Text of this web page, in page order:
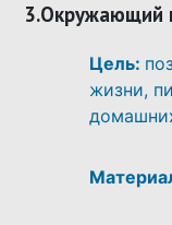
3.Окружающий
Цель:
жизни,